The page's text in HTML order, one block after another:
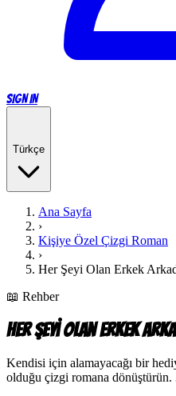
SIGN IN
Türkçe
Ana Sayfa
›
Kişiye Özel Çizgi Roman
›
Her Şeyi Olan Erkek
📖 Rehber
Her Şeyi Olan Erkek
Kendisi için alamayacağı bir
olduğu çizgi romana dönüştürün.